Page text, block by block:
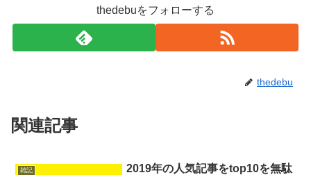
thedebuをフォローする
thedebu
関連記事
雑記
2019年の人気記事をtop10を無駄